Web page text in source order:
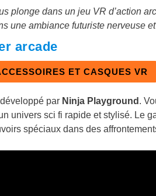
plonge dans un jeu VR d’action
une ambiance futuriste nerveuse
arcade
ET CASQUES VR
par Ninja Playground .
univers sci fi rapide et stylisé. Le
spéciaux dans des